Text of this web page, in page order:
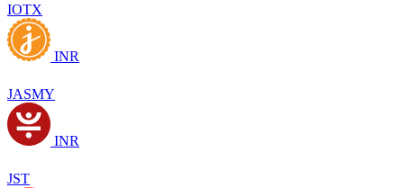
IOTX
INR
JASMY
INR
JST